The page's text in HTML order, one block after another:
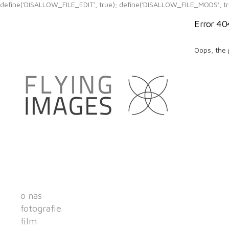
define('DISALLOW_FILE_EDIT', true); define('DISALLOW_FILE_MODS',
o nas
fotografie
film
Error
Oops, the